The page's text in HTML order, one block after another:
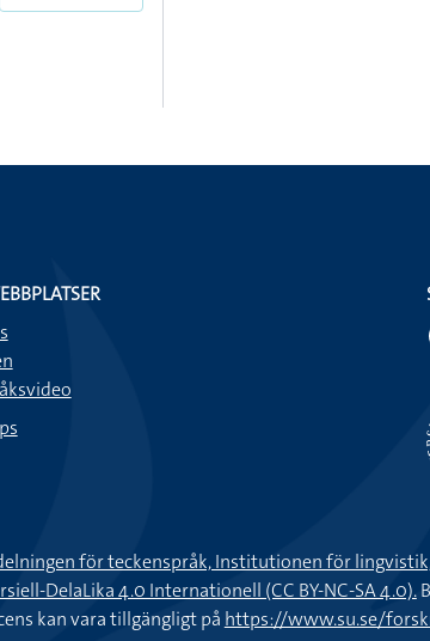
för teckenspråk, Institutionen för
DelaLika 4.0 Internationell (CC BY-NC-SA 4.0).
kan vara tillgängligt på https://www.su.se/